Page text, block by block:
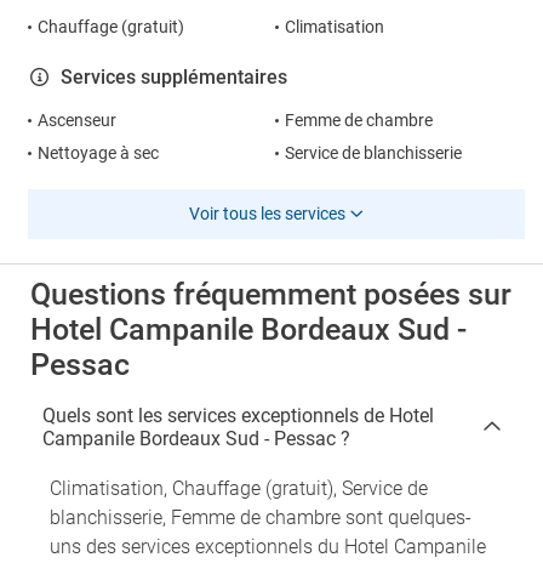
Chauffage (gratuit) Climatisation
Services supplémentaires
Ascenseur
Femme de chambre
Nettoyage à sec
Service de blanchisserie
Voir tous les services
Questions fréquemment posées sur
Hotel Campanile Bordeaux Sud -
Pessac
Quels sont les services exceptionnels de Hotel
Campanile Bordeaux Sud - Pessac ?
Climatisation, Chauffage (gratuit), Service de
blanchisserie, Femme de chambre sont quelques-
uns des services exceptionnels du Hotel Campanile